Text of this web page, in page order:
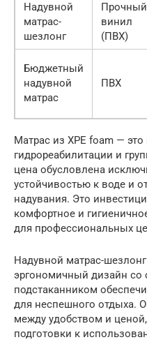
Надувной
матрас-
шезлонг
Прочный
винил
(ПВХ)
Бюджетный
надувной
матрас
ПВХ
Матрас из XPE foam —
гидрореабилитации и
цена обусловлена
устойчивостью к воде и
надувания. Это
комфортное и
для профессиональных
Надувной матрас-
эргономичный дизайн со
подстаканником
для неспешного отдыха.
между удобством и
подготовки к